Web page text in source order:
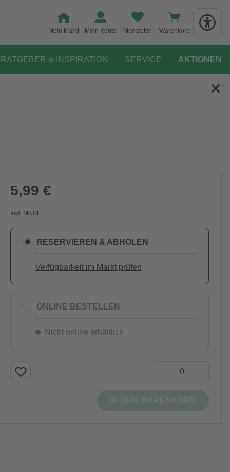
Mein Markt Mein Konto Merkzettel Warenkorb
RATGEBER & INSPIRATION SERVICE AKTIONEN
5,99 €
Inkl. MwSt.
RESERVIEREN & ABHOLEN
Verfügbarkeit im Markt prüfen
ONLINE BESTELLEN
Nicht online erhältlich